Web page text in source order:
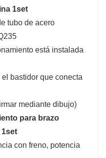
tubo de acero
está instalada
bastidor que conecta
mediante dibujo)
para brazo
con freno, potencia